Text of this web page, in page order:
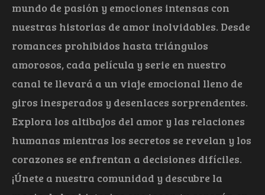
mundo de pasión y emociones intensas con
nuestras historias de amor inolvidables. Desde
romances prohibidos hasta triángulos
amorosos, cada película y serie en nuestro
canal te llevará a un viaje emocional lleno de
giros inesperados y desenlaces sorprendentes.
Explora los altibajos del amor y las relaciones
humanas mientras los secretos se revelan y los
corazones se enfrentan a decisiones difíciles.
¡Únete a nuestra comunidad y descubre la